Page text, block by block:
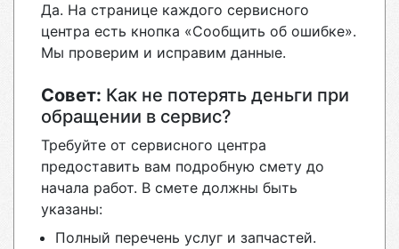
Да. На странице каждого сервисного
центра есть кнопка «Сообщить об ошибке».
Мы проверим и исправим данные.
Совет: Как не потерять деньги при
обращении в сервис?
Требуйте от сервисного центра
предоставить вам подробную смету до
начала работ. В смете должны быть
указаны:
Полный перечень услуг и запчастей.